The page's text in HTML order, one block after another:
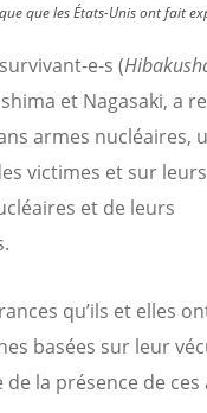
que les États-Unis ont fait
e-s (
et Nagasaki, a
armes nucléaires,
victimes et sur
et de leurs
qu’ils et elles
basées sur leur
la présence de ces